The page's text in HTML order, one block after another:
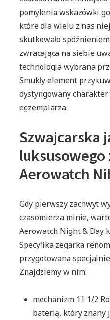
pomylenia wskazówki
które dla wielu z nas
skutkowało
zwracająca na siebie
technologia wybrana
Smukły element
dystyngowany
egzemplarza.
Szwajcarska
luksusowego
Aerowatch
Gdy pierwszy zachwyt
czasomierza minie,
Aerowatch Night & Day
Specyfika zegarka
przygotowana
Znajdziemy w nim:
mechanizm 11 1/2
baterią, który znany